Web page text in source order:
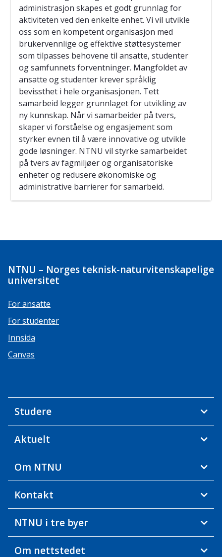
administrasjon skapes et godt grunnlag for
aktiviteten ved den enkelte enhet. Vi vil utvikle
oss som en kompetent organisasjon med
brukervennlige og effektive støttesystemer
som tilpasses behovene til ansatte, studenter
og samfunnets forventninger. Mangfoldet av
ansatte og studenter krever språklig
bevissthet i hele organisasjonen. Tett
samarbeid legger grunnlaget for utvikling av
ny kunnskap. Når vi samarbeider på tvers,
skaper vi forståelse og engasjement som
styrker evnen til å være innovative og utvikle
gode løsninger. NTNU vil styrke samarbeidet
på tvers av fagmiljøer og organisatoriske
enheter og redusere økonomiske og
administrative barrierer for samarbeid.
NTNU – Norges teknisk-naturvitenskapelige
universitet
For ansatte
For studenter
Innsida
Canvas
Studere
Aktuelt
Om NTNU
Kontakt
NTNU i tre byer
Om nettstedet